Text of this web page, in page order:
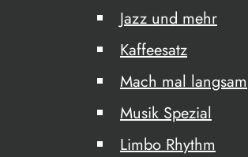
Jazz und mehr
Kaffeesatz
Mach mal langsam
Musik Spezial
Limbo Rhythm